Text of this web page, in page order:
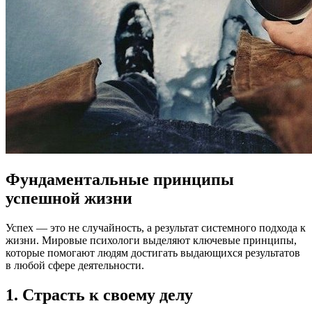
Фундаментальные принципы
успешной жизни
Успех — это не случайность, а результат системного подхода к
жизни. Мировые психологи выделяют ключевые принципы,
которые помогают людям достигать выдающихся результатов
в любой сфере деятельности.
1. Страсть к своему делу